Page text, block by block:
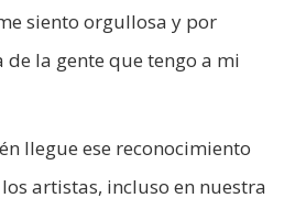
siento orgullosa y por
la gente que tengo a mi
llegue ese reconocimiento
artistas, incluso en nuestra